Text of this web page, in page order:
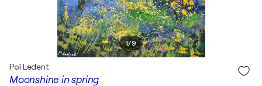
1/9
Moonshine in spring
Pol Ledent